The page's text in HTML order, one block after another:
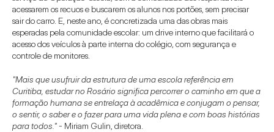
acessarem os recuos e buscarem os alunos nos portões, sem precisar
sair do carro. E, neste ano, é concretizada uma das obras mais
esperadas pela comunidade escolar: um drive interno que facilitará o
acesso dos veículos à parte interna do colégio, com segurança e
controle de monitores.
"Mais que usufruir da estrutura de uma escola referência em
Curitiba, estudar no Rosário significa percorrer o caminho em que a
formação humana se entrelaça à acadêmica e conjugam o pensar,
o sentir, o saber e o fazer para uma vida plena e com boas histórias
para todos." - Miriam Gulin, diretora.